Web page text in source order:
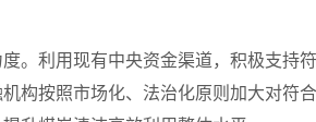
。利用现有中央资金渠道，积极支持
构按照市场化、法治化原则加大对符